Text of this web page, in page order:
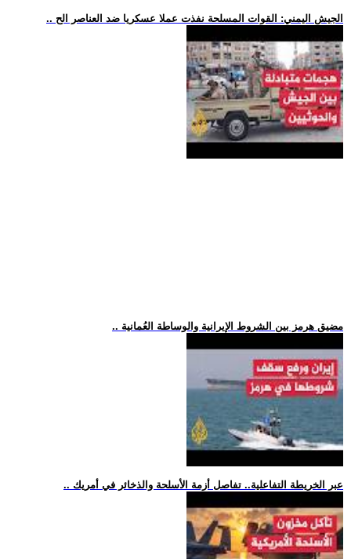
.. الجيش اليمني: القوات المسلحة نفذت عملا عسكريا ضد العناصر الح
.. مضيق هرمز بين الشروط الإيرانية والوساطة العُمانية
.. عبر الخريطة التفاعلية.. تفاصل أزمة الأسلحة والذخائر في أمريك